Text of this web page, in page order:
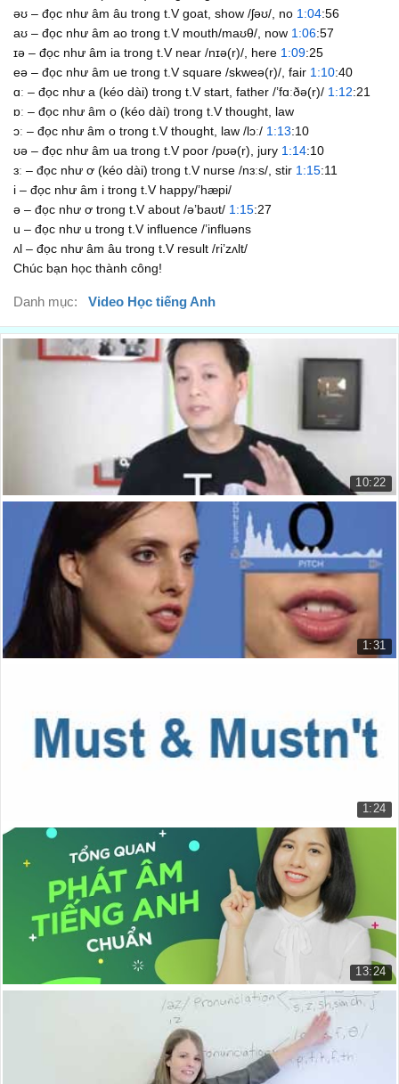
əʊ – đọc như âm âu trong t.V goat, show /ʃəʊ/, no 1:04:56
aʊ – đọc như âm ao trong t.V mouth/maʊθ/, now 1:06:57
ɪə – đọc như âm ia trong t.V near /nɪə(r)/, here 1:09:25
eə – đọc như âm ue trong t.V square /skweə(r)/, fair 1:10:40
ɑː – đọc như a (kéo dài) trong t.V start, father /’fɑːðə(r)/ 1:12:21
ɒː – đọc như âm o (kéo dài) trong t.V thought, law
ɔː – đọc như âm o trong t.V thought, law /lɔː/ 1:13:10
ʊə – đọc như âm ua trong t.V poor /pʊə(r), jury 1:14:10
ɜː – đọc như ơ (kéo dài) trong t.V nurse /nɜːs/, stir 1:15:11
i – đọc như âm i trong t.V happy/’hæpi/
ə – đọc như ơ trong t.V about /ə’baʊt/ 1:15:27
u – đọc như u trong t.V influence /’influəns
ʌl – đọc như âm âu trong t.V result /ri’zʌlt/
Chúc bạn học thành công!
Danh mục: Video Học tiếng Anh
10:22
Cách phát âm chữ T
Cách phát âm chữ T
39.090 lượt xem
1:31
136.136 lượt xem
1:24
CÁCH PHÁT ÂM “ MUST ” VÀ “ MUSTN`T ”
Phát âm Must & Mustn't
24.044 lượt xem
13:24
Bảng phiên âm tiếng Anh: cách phát âm 44 âm ti...
Bảng phiên âm tiếng Anh: cách ph...